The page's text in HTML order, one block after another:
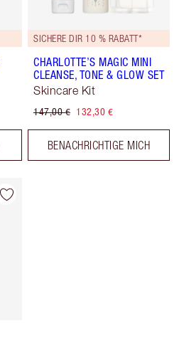
SICHERE DIR 10 % RABATT*
CHARLOTTE’S MAGIC MINI
CLEANSE, TONE & GLOW SET
Skincare Kit
147,00 € 132,30 €
BENACHRICHTIGE MICH